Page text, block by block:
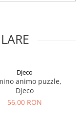
Djeco
animo puzzle,
Djeco
56,00 RON